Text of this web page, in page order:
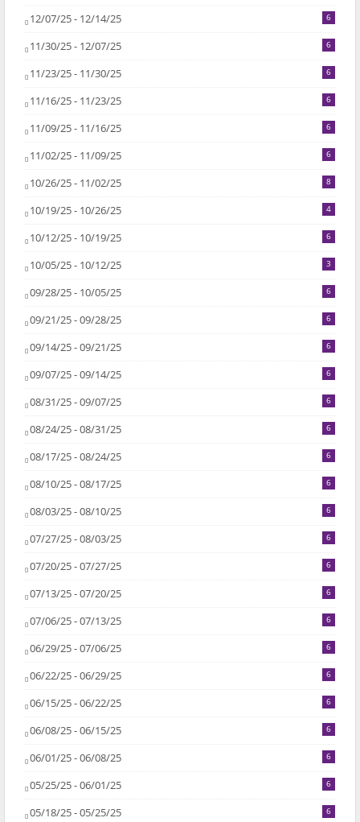
12/07/25 - 12/14/25 6
11/30/25 - 12/07/25 6
11/23/25 - 11/30/25 6
11/16/25 - 11/23/25 6
11/09/25 - 11/16/25 6
11/02/25 - 11/09/25 6
10/26/25 - 11/02/25 8
10/19/25 - 10/26/25 4
10/12/25 - 10/19/25 6
10/05/25 - 10/12/25 3
09/28/25 - 10/05/25 6
09/21/25 - 09/28/25 6
09/14/25 - 09/21/25 6
09/07/25 - 09/14/25 6
08/31/25 - 09/07/25 6
08/24/25 - 08/31/25 6
08/17/25 - 08/24/25 6
08/10/25 - 08/17/25 6
08/03/25 - 08/10/25 6
07/27/25 - 08/03/25 6
07/20/25 - 07/27/25 6
07/13/25 - 07/20/25 6
07/06/25 - 07/13/25 6
06/29/25 - 07/06/25 6
06/22/25 - 06/29/25 6
06/15/25 - 06/22/25 6
06/08/25 - 06/15/25 6
06/01/25 - 06/08/25 6
05/25/25 - 06/01/25 6
05/18/25 - 05/25/25 6